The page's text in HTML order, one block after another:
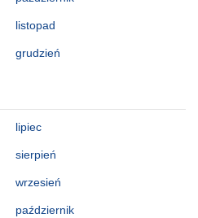
listopad
grudzień
lipiec
sierpień
wrzesień
październik